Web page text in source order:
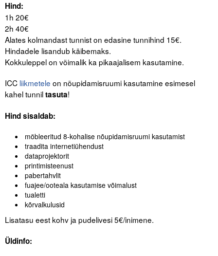
Juhendid ja väljaanded
Videod
Kontakt
Oskusteave
Incoterms® 2020
Abimaterjalid
Projektid
Hind:
1h 20€
2h 40€
Alates kolmandast tunnist on edasine tunnihind 15€.
Hindadele lisandub käibemaks.
Kokkuleppel on võimalik ka pikaajalisem kasutamine.
ICC liikmetele on nõupidamisruumi kasutamine esimesel
kahel tunniltasuta!
Hind sisaldab:
möbleeritud 8-kohalise nõupidamisruumi kasutamist
traadita internetiühendust
dataprojektorit
printimisteenust
pabertahvlit
fuajee/ooteala kasutamise võimalust
tualetti
kõrvalkulusid
Lisatasu eest kohv ja pudelivesi 5€/inimene.
Üldinfo: